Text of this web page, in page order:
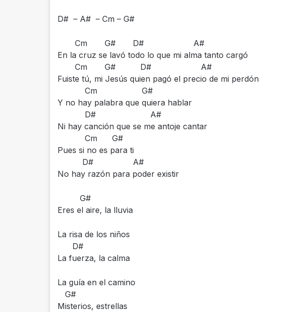
D# – A# – Cm – G#
Cm G# D# A#
En la cruz se lavó todo lo que mi alma tanto cargó
Cm G# D# A#
Fuiste tú, mi Jesús quien pagó el precio de mi perdón
Cm G#
Y no hay palabra que quiera hablar
D# A#
Ni hay canción que se me antoje cantar
Cm G#
Pues si no es para ti
D# A#
No hay razón para poder existir
G#
Eres el aire, la lluvia
La risa de los niños
D#
La fuerza, la calma
La guía en el camino
G#
Misterios, estrellas